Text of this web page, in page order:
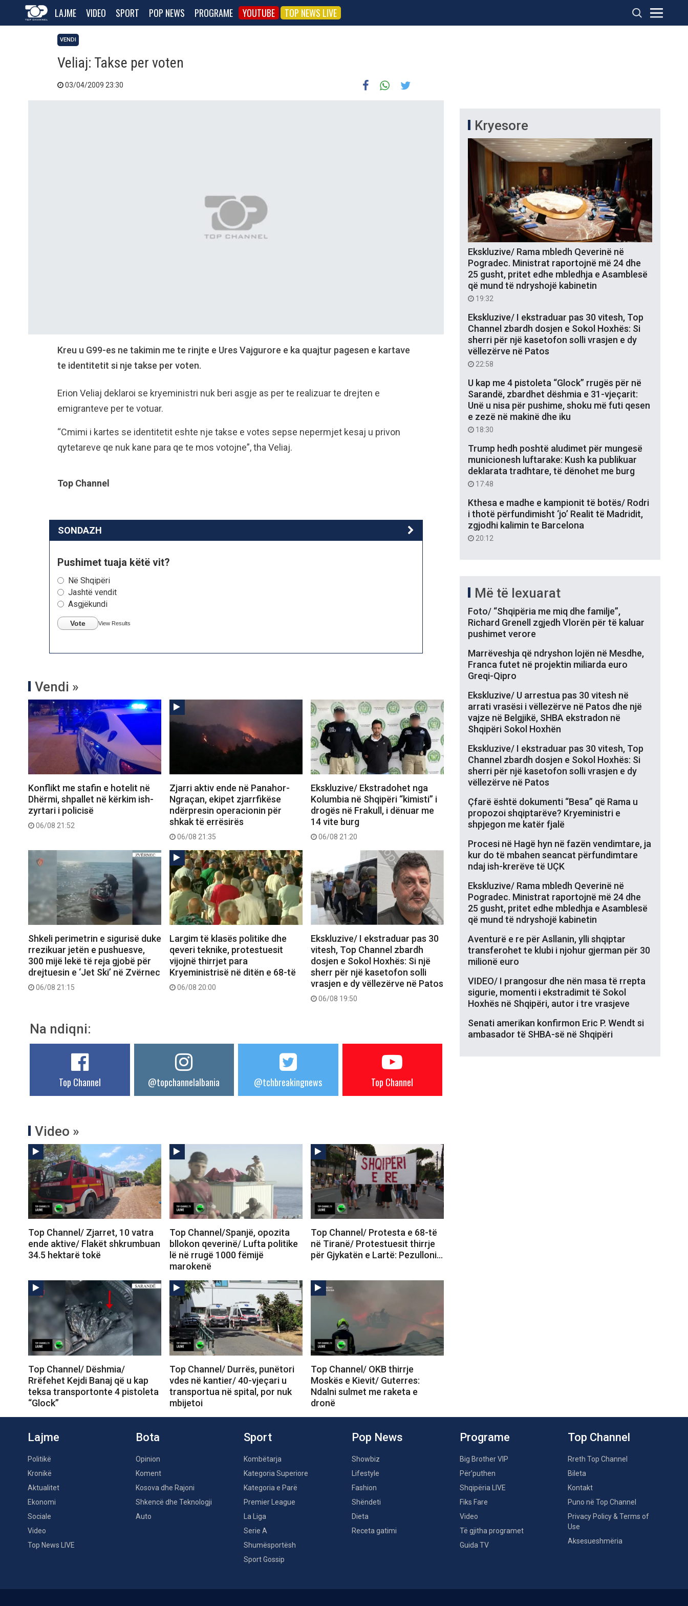
LAJME VIDEO SPORT POP NEWS PROGRAME YOUTUBE TOP NEWS LIVE
VENDI
Veliaj: Takse per voten
03/04/2009 23:30
Kreu u G99-es ne takimin me te rinjte e Ures Vajgurore e ka quajtur pagesen e kartave
te identitetit si nje takse per voten.
Erion Veliaj deklaroi se kryeministri nuk beri asgje as per te realizuar te drejten e
emigranteve per te votuar.
“Cmimi i kartes se identitetit eshte nje takse e votes sepse nepermjet kesaj u privon
qytetareve qe nuk kane para qe te mos votojne”, tha Veliaj.
Top Channel
SONDAZH
Pushimet tuaja këtë vit?
Në Shqipëri
Jashtë vendit
Asgjëkundi
Vote View Results
Vendi »
Konflikt me stafin e hotelit në
Dhërmi, shpallet në kërkim ish-
zyrtari i policisë
06/08 21:52
Zjarri aktiv ende në Panahor-
Ngraçan, ekipet zjarrfikëse
ndërpresin operacionin për
shkak të errësirës
06/08 21:35
Ekskluzive/ Ekstradohet nga
Kolumbia në Shqipëri “kimisti” i
drogës në Frakull, i dënuar me
14 vite burg
06/08 21:20
Shkeli perimetrin e sigurisë duke
rrezikuar jetën e pushuesve,
300 mijë lekë të reja gjobë për
drejtuesin e ‘Jet Ski’ në Zvërnec
06/08 21:15
Largim të klasës politike dhe
qeveri teknike, protestuesit
vijojnë thirrjet para
Kryeministrisë në ditën e 68-të
06/08 20:00
Ekskluzive/ I ekstraduar pas 30
vitesh, Top Channel zbardh
dosjen e Sokol Hoxhës: Si një
sherr për një kasetofon solli
vrasjen e dy vëllezërve në Patos
06/08 19:50
Na ndiqni:
Top Channel @topchannelalbania @tchbreakingnews Top Channel
Video »
Top Channel/ Zjarret, 10 vatra
ende aktive/ Flakët shkrumbuan
34.5 hektarë tokë
Top Channel/Spanjë, opozita
bllokon qeverinë/ Lufta politike
lë në rrugë 1000 fëmijë
marokenë
Top Channel/ Protesta e 68-të
në Tiranë/ Protestuesit thirrje
për Gjykatën e Lartë: Pezulloni…
Top Channel/ Dëshmia/
Rrëfehet Kejdi Banaj që u kap
teksa transportonte 4 pistoleta
“Glock”
Top Channel/ Durrës, punëtori
vdes në kantier/ 40-vjeçari u
transportua në spital, por nuk
mbijetoi
Top Channel/ OKB thirrje
Moskës e Kievit/ Guterres:
Ndalni sulmet me raketa e
dronë
Kryesore
Ekskluzive/ Rama mbledh Qeverinë në
Pogradec. Ministrat raportojnë më 24 dhe
25 gusht, pritet edhe mbledhja e Asamblesë
që mund të ndryshojë kabinetin
19:32
Ekskluzive/ I ekstraduar pas 30 vitesh, Top
Channel zbardh dosjen e Sokol Hoxhës: Si
sherri për një kasetofon solli vrasjen e dy
vëllezërve në Patos
22:58
U kap me 4 pistoleta “Glock” rrugës për në
Sarandë, zbardhet dëshmia e 31-vjeçarit:
Unë u nisa për pushime, shoku më futi qesen
e zezë në makinë dhe iku
18:30
Trump hedh poshtë aludimet për mungesë
municionesh luftarake: Kush ka publikuar
deklarata tradhtare, të dënohet me burg
17:48
Kthesa e madhe e kampionit të botës/ Rodri
i thotë përfundimisht ‘jo’ Realit të Madridit,
zgjodhi kalimin te Barcelona
20:12
Më të lexuarat
Foto/ “Shqipëria me miq dhe familje”,
Richard Grenell zgjedh Vlorën për të kaluar
pushimet verore
Marrëveshja që ndryshon lojën në Mesdhe,
Franca futet në projektin miliarda euro
Greqi-Qipro
Ekskluzive/ U arrestua pas 30 vitesh në
arrati vrasësi i vëllezërve në Patos dhe një
vajze në Belgjikë, SHBA ekstradon në
Shqipëri Sokol Hoxhën
Ekskluzive/ I ekstraduar pas 30 vitesh, Top
Channel zbardh dosjen e Sokol Hoxhës: Si
sherri për një kasetofon solli vrasjen e dy
vëllezërve në Patos
Çfarë është dokumenti “Besa” që Rama u
propozoi shqiptarëve? Kryeministri e
shpjegon me katër fjalë
Procesi në Hagë hyn në fazën vendimtare, ja
kur do të mbahen seancat përfundimtare
ndaj ish-krerëve të UÇK
Ekskluzive/ Rama mbledh Qeverinë në
Pogradec. Ministrat raportojnë më 24 dhe
25 gusht, pritet edhe mbledhja e Asamblesë
që mund të ndryshojë kabinetin
Aventurë e re për Asllanin, ylli shqiptar
transferohet te klubi i njohur gjerman për 30
milionë euro
VIDEO/ I prangosur dhe nën masa të rrepta
sigurie, momenti i ekstradimit të Sokol
Hoxhës në Shqipëri, autor i tre vrasjeve
Senati amerikan konfirmon Eric P. Wendt si
ambasador të SHBA-së në Shqipëri
Lajme
Politikë
Kronikë
Aktualitet
Ekonomi
Sociale
Video
Top News LIVE
Bota
Opinion
Koment
Kosova dhe Rajoni
Shkencë dhe Teknologji
Auto
Sport
Kombëtarja
Kategoria Superiore
Kategoria e Parë
Premier League
La Liga
Serie A
Shumësportësh
Sport Gossip
Pop News
Showbiz
Lifestyle
Fashion
Shëndeti
Dieta
Receta gatimi
Programe
Big Brother VIP
Për’puthen
Shqipëria LIVE
Fiks Fare
Video
Të gjitha programet
Guida TV
Top Channel
Rreth Top Channel
Bileta
Kontakt
Puno në Top Channel
Privacy Policy & Terms of
Use
Aksesueshmëria